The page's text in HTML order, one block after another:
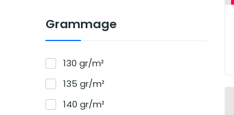
Grammage
130 gr/m²
135 gr/m²
140 gr/m²